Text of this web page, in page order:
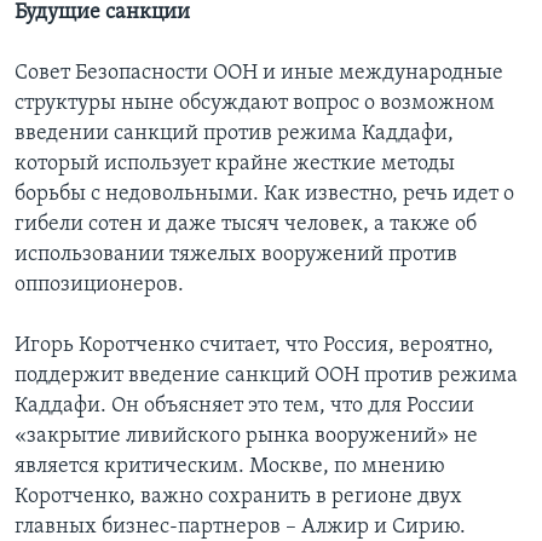
Будущие санкции
Совет Безопасности ООН и иные международные
структуры ныне обсуждают вопрос о возможном
введении санкций против режима Каддафи,
который использует крайне жесткие методы
борьбы с недовольными. Как известно, речь идет о
гибели сотен и даже тысяч человек, а также об
использовании тяжелых вооружений против
оппозиционеров.
Игорь Коротченко считает, что Россия, вероятно,
поддержит введение санкций ООН против режима
Каддафи. Он объясняет это тем, что для России
«закрытие ливийского рынка вооружений» не
является критическим. Москве, по мнению
Коротченко, важно сохранить в регионе двух
главных бизнес-партнеров – Алжир и Сирию.